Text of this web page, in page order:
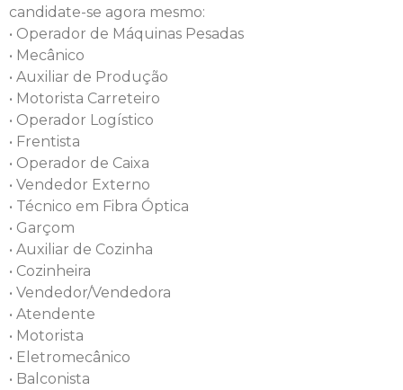
candidate-se agora mesmo:
• Operador de Máquinas Pesadas
• Mecânico
• Auxiliar de Produção
• Motorista Carreteiro
• Operador Logístico
• Frentista
• Operador de Caixa
• Vendedor Externo
• Técnico em Fibra Óptica
• Garçom
• Auxiliar de Cozinha
• Cozinheira
• Vendedor/Vendedora
• Atendente
• Motorista
• Eletromecânico
• Balconista